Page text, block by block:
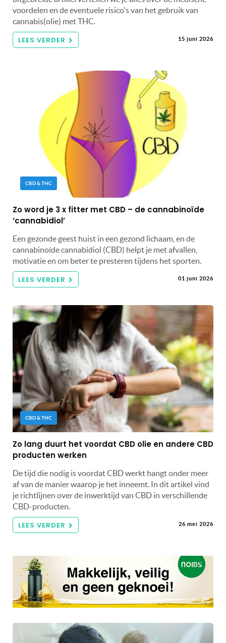
voordelen en de eventuele risico's van het gebruik van
cannabis(olie) met THC.
LEES VERDER 15 juni 2026
CBD & THC
Zo word je 3 x fitter met CBD – de cannabinoïde
‘cannabidiol’
Een gezonde geest huist in een gezond lichaam, en de
cannabinoïde cannabidiol (CBD) helpt je met afvallen,
motivatie en om beter te presteren tijdens het sporten.
LEES VERDER 01 juni 2026
CBD & THC
Zo lang duurt het voordat CBD olie en andere CBD
producten werken
De tijd die nodig is voordat CBD werkt hangt onder meer
af van de manier waarop je het inneemt. In dit artikel vind
je richtlijnen over de inwerktijd van CBD in verschillende
CBD-producten.
LEES VERDER 26 mei 2026